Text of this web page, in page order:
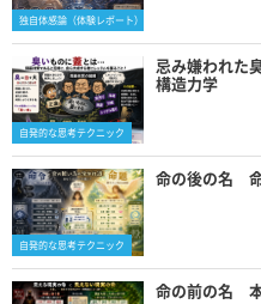
独自体感論（体験レポート）
自発的な思考テクニック
忌み嫌われた
構造力学
自発的な思考テクニック
命の後の名
命の前の名